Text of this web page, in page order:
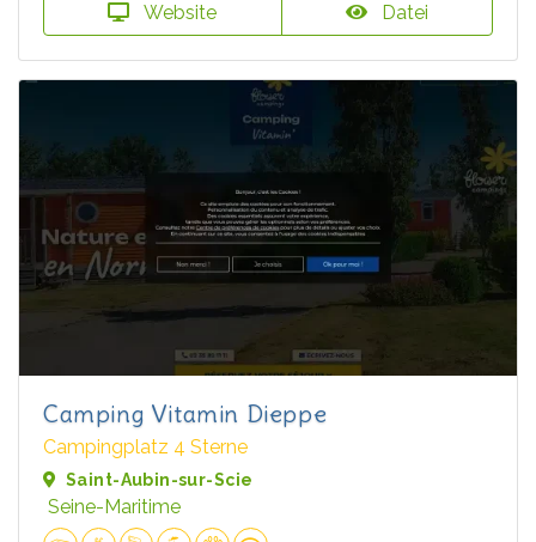
Website Datei
Camping Vitamin Dieppe
Campingplatz 4 Sterne
Saint-Aubin-sur-Scie
Seine-Maritime